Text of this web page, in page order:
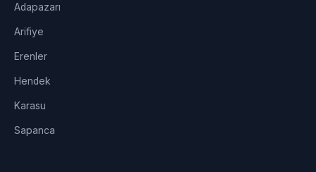
Adapazarı
Arifiye
Erenler
Hendek
Karasu
Sapanca